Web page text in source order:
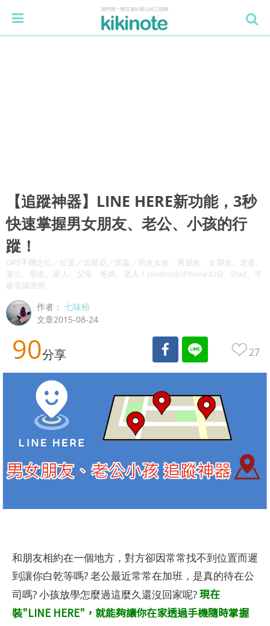
【追蹤神器】LINE HERE新功能，3秒
快速掌握男女朋友、老公、小孩的行
蹤！
GPS手機定位／位置／追蹤器／抓姦／男友女友、男朋友、女朋友、老婆、
老公、朋友、家人、父母、爸媽、老人！(Android/iPhone iOS)、iPad、平
板電腦適用
作者：七味粉
文章2015-08-24
90分享 27
和朋友相約在一個地方，對方卻因常常找不到位置而遲
到讓你白乾等嗎? 老公最近常常在加班，是真的待在公
司嗎? 小孩放學怎麼過這麼久還沒回家呢?現在
裝"LINE HERE"，就能夠讓你在家透過手機隨時掌握